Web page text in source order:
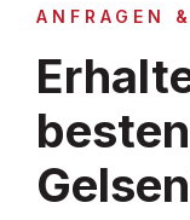
ANFRAGEN